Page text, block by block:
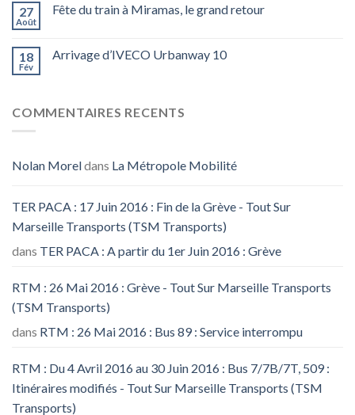
27
Août
Fête du train à Miramas, le grand retour
18
Fév
Arrivage d’IVECO Urbanway 10
COMMENTAIRES RECENTS
Nolan Moreldans La Métropole Mobilité
TER PACA : 17 Juin 2016 : Fin de la Grève - Tout Sur
Marseille Transports (TSM Transports)
dans TER PACA : A partir du 1er Juin 2016 : Grève
RTM : 26 Mai 2016 : Grève - Tout Sur Marseille Transports
(TSM Transports)
dans RTM : 26 Mai 2016 : Bus 89 : Service interrompu
RTM : Du 4 Avril 2016 au 30 Juin 2016 : Bus 7/7B/7T, 509 :
Itinéraires modifiés - Tout Sur Marseille Transports (TSM
Transports)